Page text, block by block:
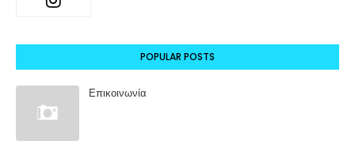
POPULAR POSTS
Επικοινωνία